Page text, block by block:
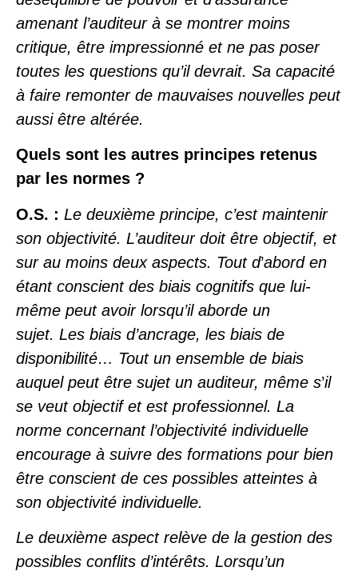
amenant l’auditeur à se montrer moins
critique, être impressionné et ne pas poser
toutes les questions qu’il devrait. Sa capacité
à faire remonter de mauvaises nouvelles peut
aussi être altérée.
Quels sont les autres principes retenus
par les normes ?
O.S. : Le deuxième principe, c’est maintenir
son objectivité. L’auditeur doit être objectif, et
sur au moins deux aspects. Tout d’abord en
étant conscient des biais cognitifs que lui-
même peut avoir lorsqu’il aborde un
sujet. Les biais d’ancrage, les biais de
disponibilité… Tout un ensemble de biais
auquel peut être sujet un auditeur, même s’il
se veut objectif et est professionnel. La
norme concernant l’objectivité individuelle
encourage à suivre des formations pour bien
être conscient de ces possibles atteintes à
son objectivité individuelle.
Le deuxième aspect relève de la gestion des
possibles conflits d’intérêts. Lorsqu’un